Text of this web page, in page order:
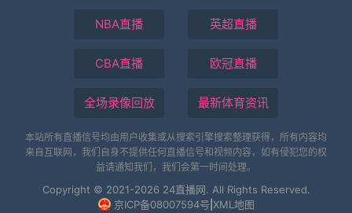
NBA直播 英超直播
CBA直播 欧冠直播
全场录像回放 最新体育资讯
本站所有直播信号均由用户收集或从搜索引擎搜索整理获得，所有内容均
来自互联网，我们自身不提供任何直播信号和视频内容，如有侵犯您的权
益请通知我们，我们会第一时间处理。
Copyright © 2021-2026 24直播网. All Rights Reserved.
京ICP备08007594号 XML地图